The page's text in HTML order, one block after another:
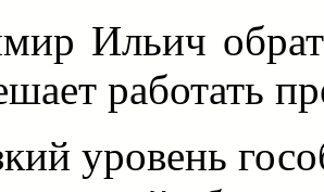
Ильич
работать
уровень